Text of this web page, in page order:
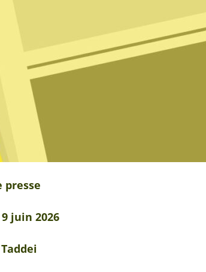
presse
juin 2026